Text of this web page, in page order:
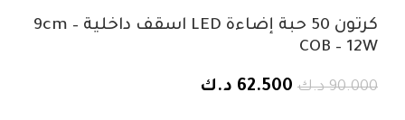
كرتون 50 حبة إضاءة LED اسقف داخلية 9cm –
COB – 12W
90.000 د.ك السعر
62.500 د.ك